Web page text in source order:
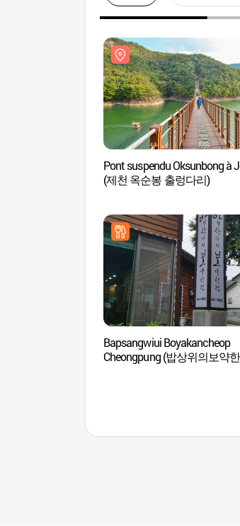
Pont suspendu Oksunbong à
(제천 옥순봉 출렁다리)
Bapsangwiui Boyakancheop
Cheongpung (밥상위의보약